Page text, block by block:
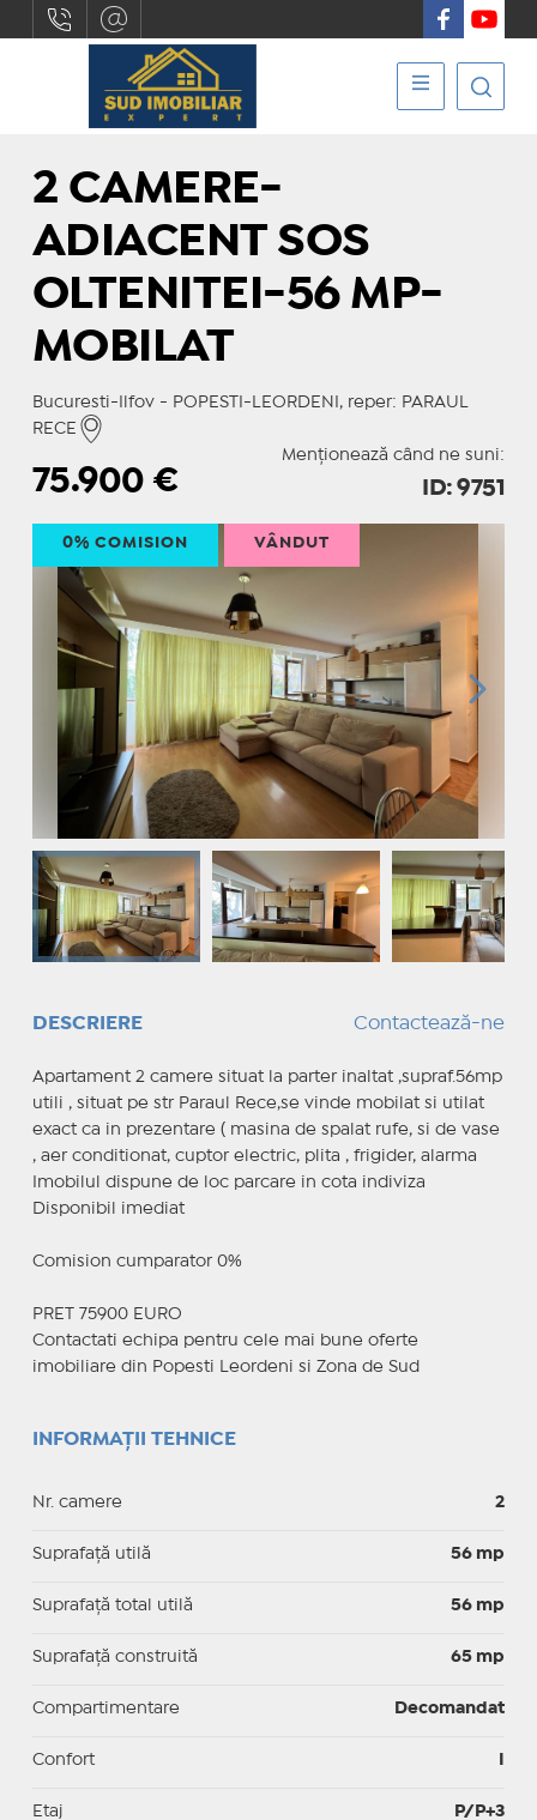
2 CAMERE-
ADIACENT SOS
OLTENITEI-56 MP-
MOBILAT
Bucuresti-Ilfov - POPESTI-LEORDENI, reper: PARAUL
RECE
Menționează când ne suni:
75.900€ ID: 9751
0% COMISION VÂNDUT
DESCRIERE Contactează-ne
Apartament 2 camere situat la parter inaltat ,supraf.56mp
utili , situat pe str Paraul Rece,se vinde mobilat si utilat
exact ca in prezentare ( masina de spalat rufe, si de vase
, aer conditionat, cuptor electric, plita , frigider, alarma
Imobilul dispune de loc parcare in cota indiviza
Disponibil imediat
Comision cumparator 0%
PRET 75900 EURO
Contactati echipa pentru cele mai bune oferte
imobiliare din Popesti Leordeni si Zona de Sud
INFORMAȚII TEHNICE
Nr. camere 2
Suprafaţă utilă 56 mp
Suprafaţă total utilă 56 mp
Suprafaţă construită 65 mp
Compartimentare Decomandat
Confort
Etaj P/P+3